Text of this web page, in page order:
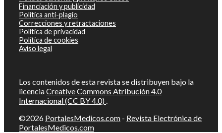
Financiación y publicidad
Política anti-plagio
Correcciones y retractaciones
Política de privacidad
Política de cookies
Aviso legal
Los contenidos de esta revista se distribuyen bajo la
licenciaCreative Commons Atribución 4.0
Internacional (CC BY 4.0) .
©2026 PortalesMedicos.com - Revista Electrónica de
PortalesMedicos.com